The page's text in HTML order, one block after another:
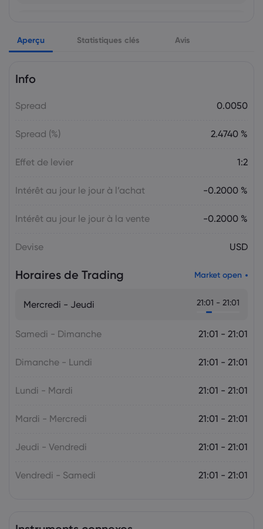
Semaine à venir : Les décisions sur les
La semaine à venir : Élections au Japon,
décision sur les taux d'intérêt de la BCE,
Le Forex
Semaine à venir : Les données sur
La semaine à venir : l'attention se tourne
Aperçu Statistiques clés Avis
Info
Spread 0.0050
Spread (%) 2.4740 %
Effet de levier 1:2
Intérêt au jour le jour à l’achat -0.2000 %
Intérêt au jour le jour à la vente -0.2000 %
Devise USD
Horaires de Trading Market open
Mercredi - Jeudi 21:01 - 21:01
Samedi - Dimanche 21:01 - 21:01
Dimanche - Lundi 21:01 - 21:01
Lundi - Mardi 21:01 - 21:01
Mardi - Mercredi 21:01 - 21:01
Jeudi - Vendredi 21:01 - 21:01
Vendredi - Samedi 21:01 - 21:01